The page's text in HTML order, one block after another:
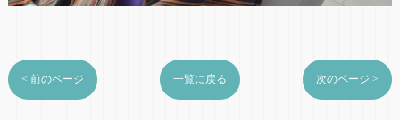
< 前のページ 一覧に戻る 次のページ >